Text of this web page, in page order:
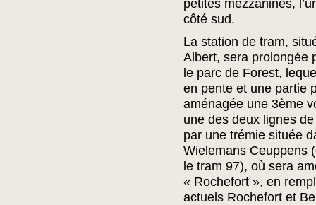
petites mezzanines,
côté sud.
La station de tram,
Albert, sera prolongée
le parc de Forest,
en pente et une partie
aménagée une 3ème
une des deux lignes
par une trémie située
Wielemans Ceuppens
le tram 97), où sera
« Rochefort », en
actuels Rochefort et